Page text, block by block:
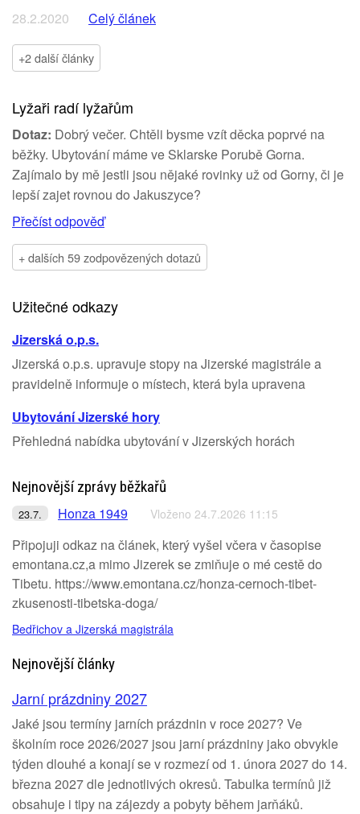
28.2.2020
Celý článek
+2 další články
Lyžaři radí lyžařům
Dotaz: Dobrý večer. Chtěli bysme vzít děcka poprvé na
běžky. Ubytování máme ve Sklarske Porubě Gorna.
Zajímalo by mě jestli jsou nějaké rovinky už od Gorny, či je
lepší zajet rovnou do Jakuszyce?
Přečíst odpověď
+ dalších 59 zodpovězených dotazů
Užitečné odkazy
Jizerská o.p.s.
Jizerská o.p.s. upravuje stopy na Jizerské magistrále a
pravidelně informuje o místech, která byla upravena
Ubytování Jizerské hory
Přehledná nabídka ubytování v Jizerských horách
Nejnovější zprávy běžkařů
23.7. Honza 1949 Vloženo 24.7.2026 11:15
Připojuji odkaz na článek, který vyšel včera v časopise
emontana.cz,a mimo Jizerek se zmiňuje o mé cestě do
Tibetu. https://www.emontana.cz/honza-cernoch-tibet-
zkusenosti-tibetska-doga/
Bedřichov a Jizerská magistrála
Nejnovější články
Jarní prázdniny 2027
Jaké jsou termíny jarních prázdnin v roce 2027? Ve
školním roce 2026/2027 jsou jarní prázdniny jako obvykle
týden dlouhé a konají se v rozmezí od 1. února 2027 do 14.
března 2027 dle jednotlivých okresů. Tabulka termínů již
obsahuje i tipy na zájezdy a pobyty během jarňáků.